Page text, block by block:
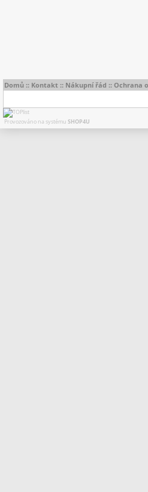
Domů :: Kontakt :: Nákupní řád :: Ochrana
Provozováno na systému SHOP4U